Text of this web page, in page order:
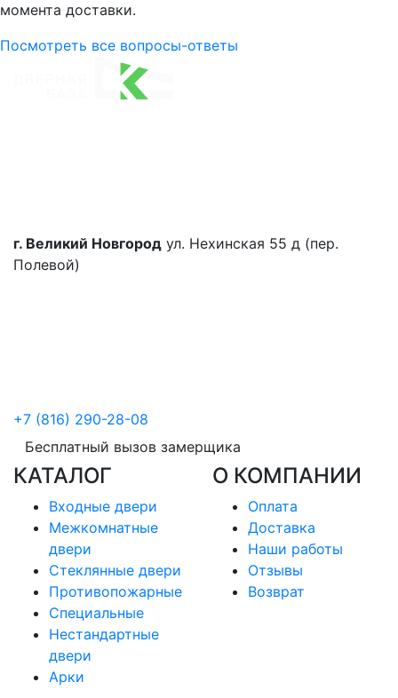
момента доставки.
Посмотреть все вопросы-ответы
г. Великий Новгород ул. Нехинская 55 д (пер.
Полевой)
+7 (816) 290-28-08
Бесплатный вызов замерщика
КАТАЛОГ
Входные двери
Межкомнатные
двери
Стеклянные двери
Противопожарные
Специальные
Нестандартные
двери
Арки
О КОМПАНИИ
Оплата
Доставка
Наши работы
Отзывы
Возврат